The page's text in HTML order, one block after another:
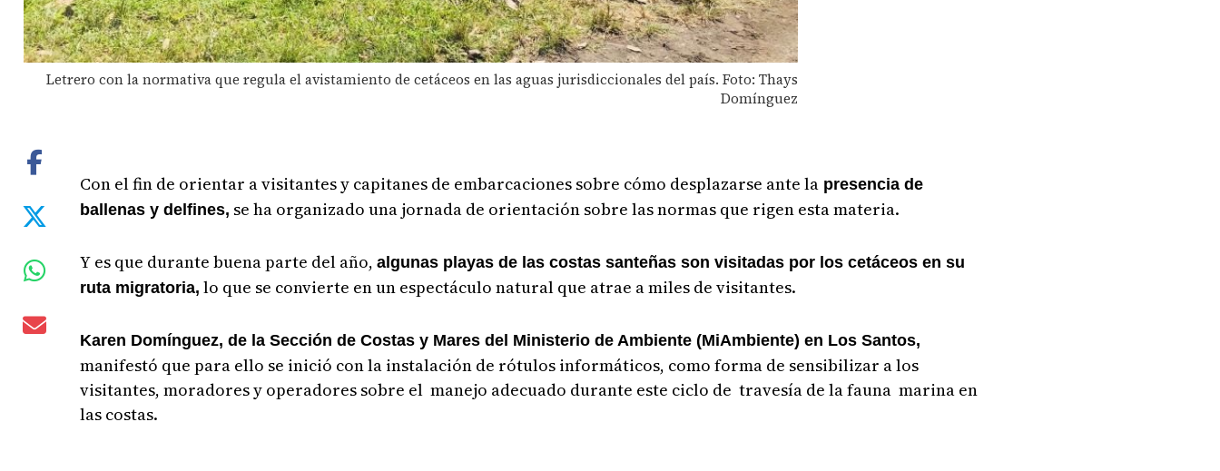
Letrero con la normativa que regula el avistamiento de cetáceos en las aguas jurisdiccionales del país. Foto: Thays
Domínguez
Con el fin de orientar a visitantes y capitanes de embarcaciones sobre cómo desplazarse ante la presencia de
ballenas y delfines, se ha organizado una jornada de orientación sobre las normas que rigen esta materia.
Y es que durante buena parte del año,algunas playas de las costas santeñas son visitadas por los cetáceos en su
ruta migratoria, lo que se convierte en un espectáculo natural que atrae a miles de visitantes.
Karen Domínguez, de la Sección de Costas y Mares del Ministerio de Ambiente (MiAmbiente) en Los Santos,
manifestó que para ello se inició con la instalación de rótulos informáticos, como forma de sensibilizar a los
visitantes, moradores y operadores sobre el manejo adecuado durante este ciclo de travesía de la fauna marina en
las costas.